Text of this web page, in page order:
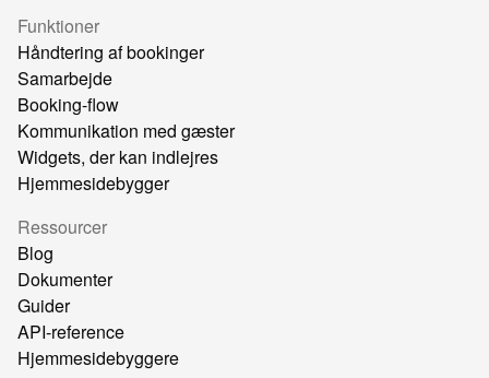
Funktioner
Håndtering af bookinger
Samarbejde
Booking-flow
Kommunikation med gæster
Widgets, der kan indlejres
Hjemmesidebygger
Ressourcer
Blog
Dokumenter
Guider
API-reference
Hjemmesidebyggere